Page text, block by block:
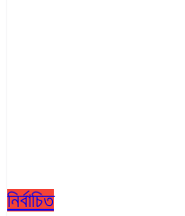
নির্বাচিত